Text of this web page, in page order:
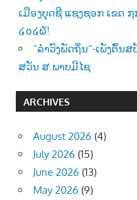
ເມືອງບຸດຊີ ແຊງຊອກ ເຂດ
໒໐໒໖!
“ລຳວົງພັດຖິ່ນ“-ເພັງຕົ້ນ
ສວັນ ສ.ພາບມີໄຊ
ARCHIVES
August 2026 (4)
July 2026 (15)
June 2026 (13)
May 2026 (9)